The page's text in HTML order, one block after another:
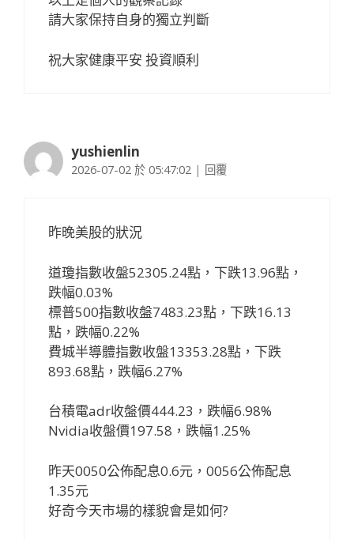
請大家保持自身的獨立判斷
祝大家健康平安 投資順利
yushienlin
2026-07-02 於 05:47:02 | 回覆
昨晚美股的狀況
道瓊指數收盤52305.24點，下跌13.96點，
跌幅0.03%
標普500指數收盤7483.23點，下跌16.13
點，跌幅0.22%
費城半導體指數收盤13353.28點，下跌
893.68點，跌幅6.27%
台積電adr收盤價444.23，跌幅6.98%
Nvidia收盤價197.58，跌幅1.25%
昨天0050公佈配息0.6元，0056公佈配息
1.35元
好奇今天市場的樣貌會是如何?